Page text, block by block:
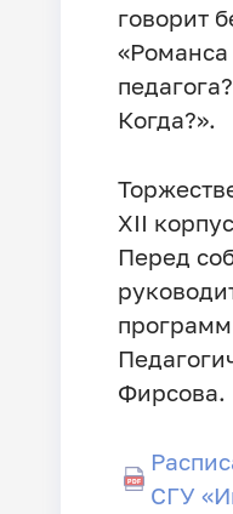
говорит
Когда?».
XII
Перед
Фирсова.
СГУ